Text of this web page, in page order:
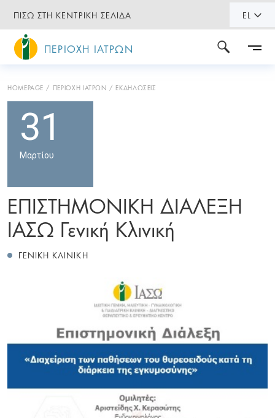
ΠΙΣΩ ΣΤΗ ΚΕΝΤΡΙΚΗ ΣΕΛΙΔΑ EL
ΠΕΡΙΟΧΗ ΙΑΤΡΩΝ
HOMEPAGE ΠΕΡΙΟΧΗ ΙΑΤΡΩΝ ΕΚΔΗΛΩΣΕΙΣ
31
Μαρτίου
ΕΠΙΣΤΗΜΟΝΙΚΗ ΔΙΑΛΕΞΗ
ΙΑΣΩ Γενική Κλινική
ΓΕΝΙΚΗ ΚΛΙΝΙΚΗ